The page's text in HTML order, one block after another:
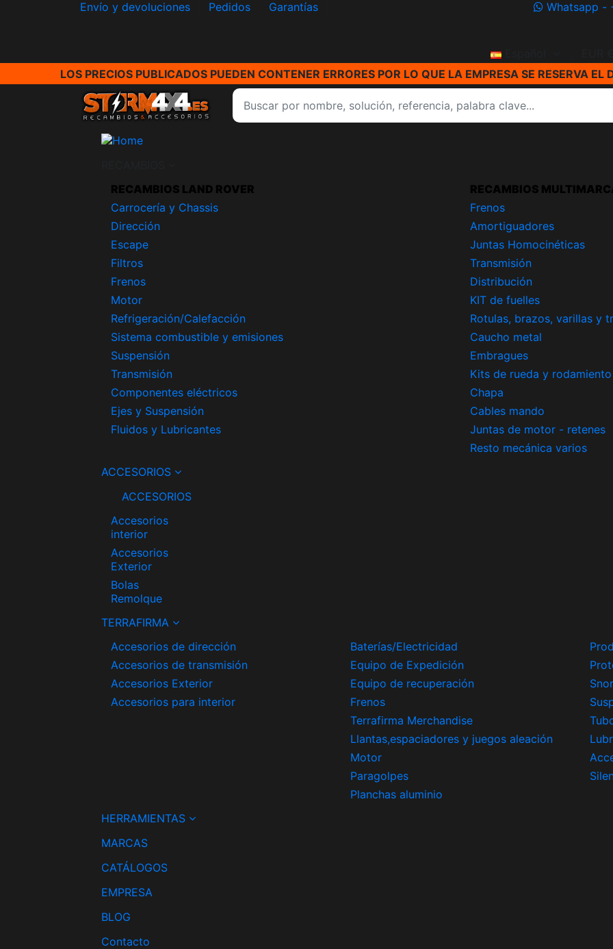
Envío y devoluciones Pedidos Garantías Whatsapp
Español
LOS PRECIOS PUBLICADOS PUEDEN CONTENER ERRORES POR LO QUE LA EMPRESA SE RESERVA
RECAMBIOS LAND ROVER
Carrocería y Chassis
Dirección
Escape
Filtros
Frenos
Motor
Refrigeración/Calefacción
Sistema combustible y emisiones
Suspensión
Transmisión
Componentes eléctricos
Ejes y Suspensión
Fluidos y Lubricantes
RECAMBIOS
Frenos
Amortiguadores
Juntas Homocinéticas
Transmisión
Distribución
KIT de fuelles
Rotulas, brazos, varillas y
Caucho metal
Embragues
Kits de rueda y rodamiento
Chapa
Cables mando
Juntas de motor - retenes
Resto mecánica varios
ACCESORIOS
ACCESORIOS
Accesorios
interior
Accesorios
Exterior
Bolas
Remolque
TERRAFIRMA
Accesorios de dirección
Accesorios de transmisión
Accesorios Exterior
Accesorios para interior
Baterías/Electricidad
Equipo de Expedición
Equipo de recuperación
Frenos
Terrafirma Merchandise
Llantas,espaciadores y juegos aleación
Motor
Paragolpes
Planchas aluminio
HERRAMIENTAS
MARCAS
CATÁLOGOS
EMPRESA
BLOG
Contacto